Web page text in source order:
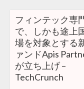
フィンテック専
で、しかも途上
場を対象とする
ァンドApis
が立ち上げ –
TechCrunch